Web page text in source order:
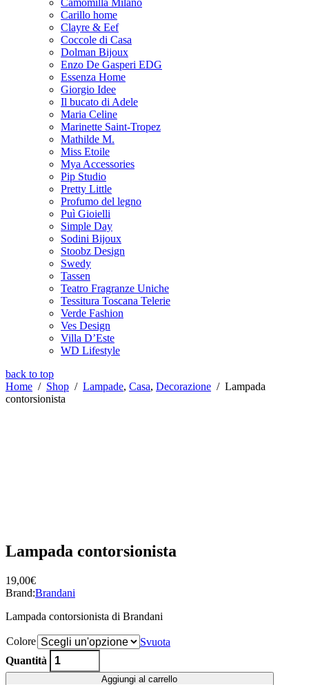
Carillo home
Clayre & Eef
Coccole di Casa
Dolman Bijoux
Enzo De Gasperi EDG
Essenza Home
Giorgio Idee
Il bucato di Adele
Maria Celine
Marinette Saint-Tropez
Mathilde M.
Miss Etoile
Mya Accessories
Pip Studio
Pretty Little
Profumo del legno
Puì Gioielli
Simple Day
Sodini Bijoux
Stoobz Design
Swedy
Tassen
Teatro Fragranze Uniche
Tessitura Toscana Telerie
Verde Fashion
Ves Design
Villa D’Este
WD Lifestyle
back to top
Home / Shop / Lampade, Casa, Decorazione / Lampada
contorsionista
Lampada contorsionista
19,00€
Brand:Brandani
Lampada contorsionista di Brandani
Colore
Svuota
Lampada
contorsionista
Quantità
Aggiungi al carrello